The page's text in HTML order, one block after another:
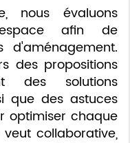
nous évaluons
afin de
d'aménagement.
des propositions
des solutions
que des astuces
optimiser chaque
collaborative,